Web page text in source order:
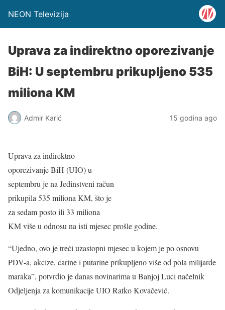
NEON Televizija
Uprava za indirektno oporezivanje
BiH: U septembru prikupljeno 535
miliona KM
Admir Karić 15 godina ago
Uprava za indirektno
oporezivanje BiH (UIO) u
septembru je na Jedinstveni račun
prikupila 535 miliona KM, što je
za sedam posto ili 33 miliona
KM više u odnosu na isti mjesec prošle godine.
“Ujedno, ovo je treći uzastopni mjesec u kojem je po osnovu
PDV-a, akcize, carine i putarine prikupljeno više od pola milijarde
maraka”, potvrdio je danas novinarima u Banjoj Luci načelnik
Odjeljenja za komunikacije UIO Ratko Kovačević.